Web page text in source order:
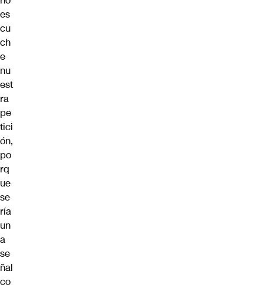
es
cu
ch
e
nu
est
ra
pe
tici
ón,
po
rq
ue
se
ría
un
a
se
ñal
co